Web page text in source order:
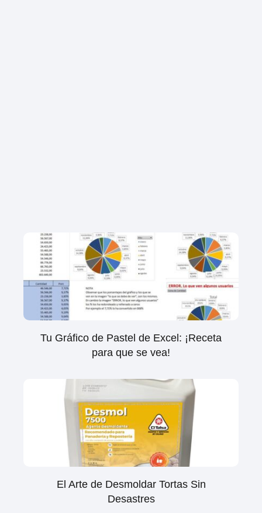
Tu Gráfico de Pastel de Excel: ¡Receta
para que se vea!
El Arte de Desmoldar Tortas Sin
Desastres